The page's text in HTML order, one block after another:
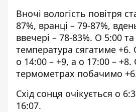
Вночі вологість повітря
87%, вранці – 79-87%,
ввечері – 78-83%. О 5:00
температура сягатиме +6.
о 14:00 – +9, а о 17:00 –
термометрах побачимо
Схід сонця очікується о
16:07.